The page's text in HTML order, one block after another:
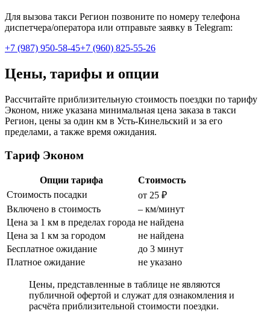
Для вызова такси Регион позвоните по номеру телефона
диспетчера/оператора или отправьте заявку в Telegram:
+7 (987) 950-58-45+7 (960) 825-55-26
Цены, тарифы и опции
Рассчитайте приблизительную стоимость поездки по тарифу
Эконом, ниже указана минимальная цена заказа в такси
Регион, цены за один км в Усть-Кинельский и за его
пределами, а также время ожидания.
Тариф Эконом
Опции тарифа
Стоимость
Стоимость посадки
от 25 ₽
Включено в стоимость
– км/минут
Цена за 1 км в пределах города не найдена
Цена за 1 км за городом
не найдена
Бесплатное ожидание
до 3 минут
Платное ожидание
не указано
Цены, представленные в таблице не являются
публичной офертой и служат для ознакомления и
расчёта приблизительной стоимости поездки.